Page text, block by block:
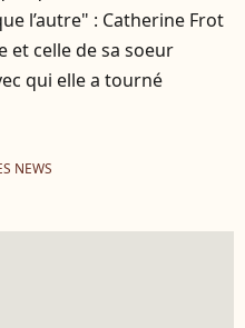
l’autre" : Catherine Frot
et celle de sa soeur
qui elle a tourné
NEWS